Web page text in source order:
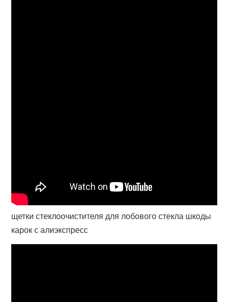
щетки стеклоочистителя для лобового стекла шкоды
карок с алиэкспресс